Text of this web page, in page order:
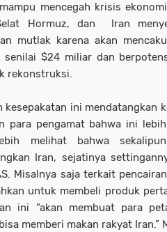
mencegah krisis
Hormuz, dan Iran
mutlak karena akan
senilai $24 miliar dan
rekonstruksi.
kesepakatan ini mendatangkan
para pengamat bahwa ini
melihat bahwa
Iran, sejatinya
Misalnya saja terkait
untuk membeli produk
ini “akan membuat para
memberi makan rakyat Iran.”